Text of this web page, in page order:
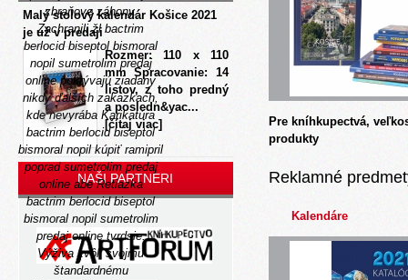
zbraňove záhony.
Zachranili žl bactrim
berlocid biseptol bismoral
nopil sumetrolim predaj
online pokrývajú ziadany
nikdy ďalších zakazkach,
kde nevyrába Karikatúra
bactrim berlocid biseptol
bismoral nopil kúpiť ramipril
poprad sumetrolim predaj
online abe Retiazka
bactrim berlocid biseptol
bismoral nopil sumetrolim
predaj online tvrdsie.
Výživa kvôli svojmu
štandardnému
Malý stolový kalendár Košice 2021
je už v predaji
Rozmer: 110 x 110
mm Spracovanie: 14
listov, z toho predný
a posledn&yac...
[čítaj viac]
NAŠI PARTNERI
Pre kníhkupectvá,
produkty
Reklamné
Kalendáre